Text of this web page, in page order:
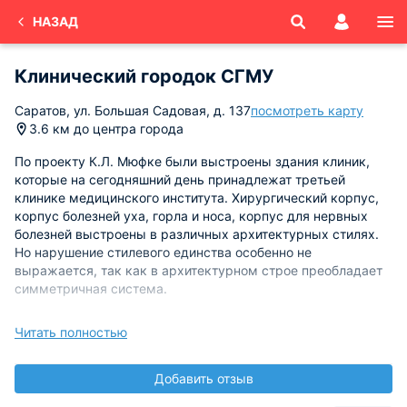
НАЗАД
Клинический городок СГМУ
Саратов, ул. Большая Садовая, д. 137посмотреть карту
3.6 км до центра города
По проекту К.Л. Мюфке были выстроены здания клиник,
которые на сегодняшний день принадлежат третьей
клинике медицинского института. Хирургический корпус,
корпус болезней уха, горла и носа, корпус для нервных
болезней выстроены в различных архитектурных стилях.
Но нарушение стилевого единства особенно не
выражается, так как в архитектурном строе преобладает
симметричная система.
Монументальные ризалиты в образе открытых ротонд с
колоннадами и закрытые ротонды с купальными
покрытиями, а также рельефная обработка горизонтальной
рустикой нижнего этажа подчеркивает особенности
русской классики. Архитектура здания хирургической
Читать полностью
Добавить отзыв